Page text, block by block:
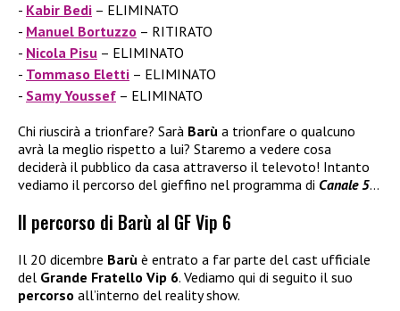
Kabir Bedi – ELIMINATO
Manuel Bortuzzo – RITIRATO
Nicola Pisu – ELIMINATO
Tommaso Eletti – ELIMINATO
Samy Youssef – ELIMINATO
Chi riuscirà a trionfare? Sarà Barù a trionfare o qualcuno
avrà la meglio rispetto a lui? Staremo a vedere cosa
deciderà il pubblico da casa attraverso il televoto! Intanto
vediamo il percorso del gieffino nel programma di Canale 5…
Il percorso di Barù al GF Vip 6
Il 20 dicembre Barù è entrato a far parte del cast ufficiale
del Grande Fratello Vip 6. Vediamo qui di seguito il suo
percorso all’interno del reality show.